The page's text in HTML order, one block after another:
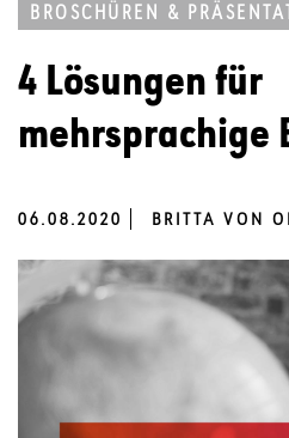
BROSCHÜREN &
4 Lösungen für
mehrsprachige
06.08.2020 BRITTA VON